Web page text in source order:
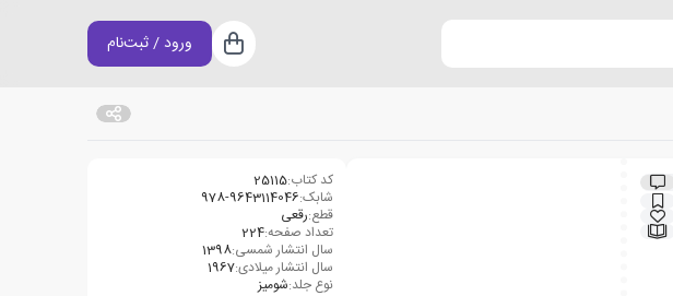
سبد خرید
ورود / ثبت‌نام
کد کتاب:25115
شابک:978-9643114046
قطع:رقعی
تعداد صفحه:224
سال انتشار شمسی:1398
سال انتشار میلادی:1967
نوع جلد:شومیز